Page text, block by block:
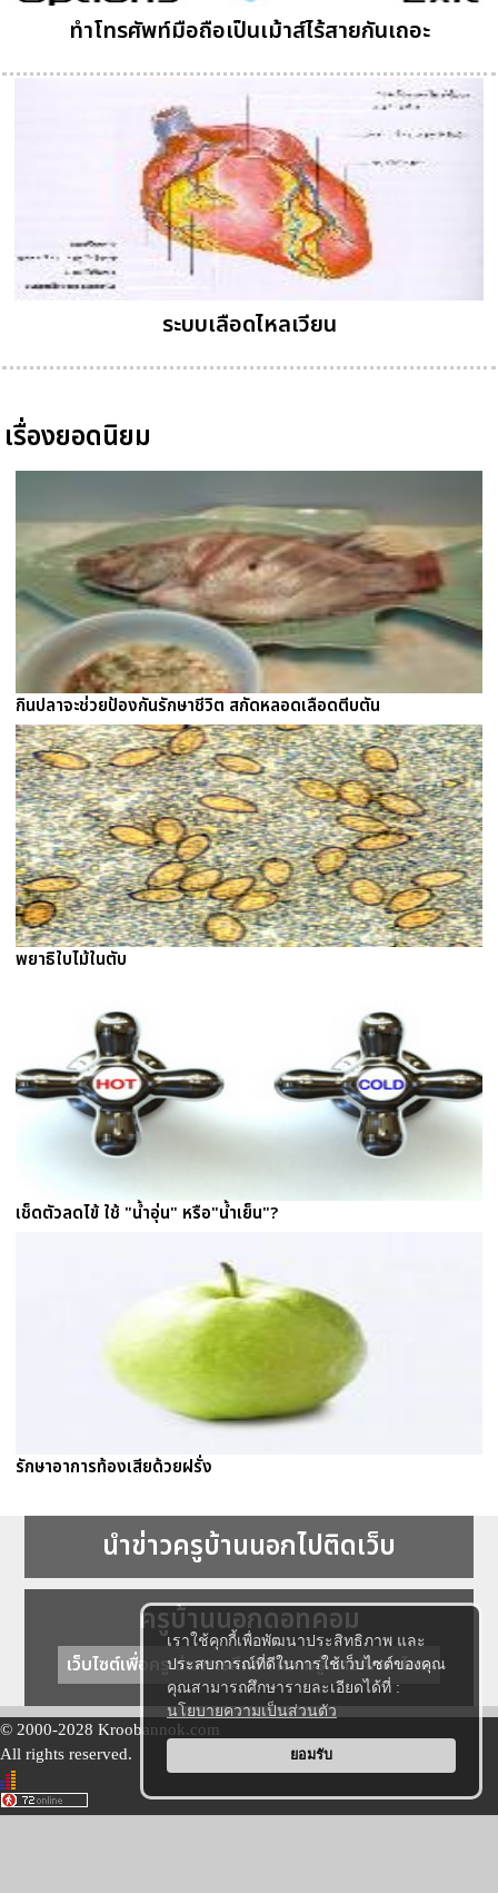
เราใช้คุกกี้เพื่อพัฒนาประสิทธิภาพ และ
ประสบการณ์ที่ดีในการใช้เว็บไซต์ของคุณ
คุณสามารถศึกษารายละเอียดได้ที่ :
นโยบายความเป็นส่วนตัว
ยอมรับ
ทำโทรศัพท์มือถือเป็นเม้าส์ไร้สายกันเถอะ
ระบบเลือดไหลเวียน
เรื่องยอดนิยม
กินปลาจะช่วยป้องกันรักษาชีวิต สกัดหลอดเลือดตีบตัน
พยาธิใบไม้ในตับ
เช็ดตัวลดไข้ ใช้ "น้ำอุ่น" หรือ"น้ำเย็น"?
รักษาอาการท้องเสียด้วยฝรั่ง
นำข่าวครูบ้านนอกไปติดเว็บ
ครูบ้านนอกดอทคอม
เว็บไซต์เพื่อครู ข่าวการศึกษา ความรู้ การศึกษาไทย
© 2000-2028 Kroobannok.com
All rights reserved.